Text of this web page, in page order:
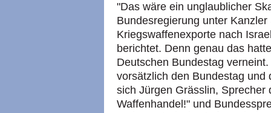
"Das wäre ein unglaublicher
Bundesregierung unter
Kriegswaffenexporte nach
berichtet. Denn genau das
Deutschen Bundestag
vorsätzlich den Bundestag und
sich Jürgen Grässlin, Sprecher
Waffenhandel!" und